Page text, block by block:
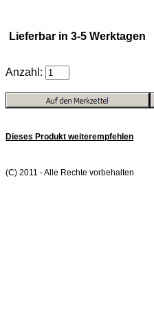
Lieferbar in 3-5 Werktagen
Anzahl:
Dieses Produkt weiterempfehlen
(C) 2011 - Alle Rechte vorbehalten